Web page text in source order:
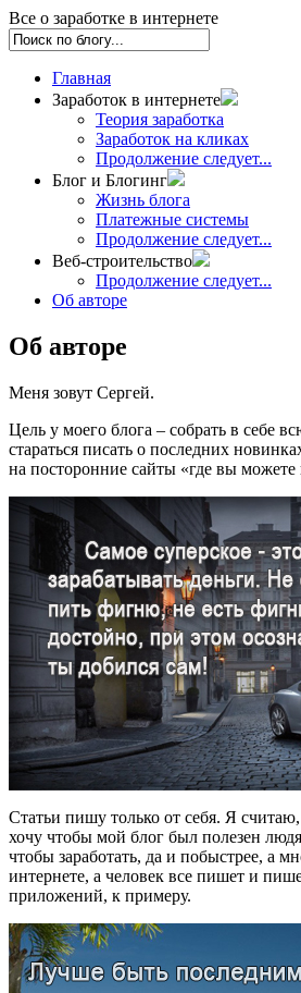
Все о заработке в интернете
Главная
Заработок в интернете
Теория заработка
Заработок на кликах
Продолжение следует...
Блог и Блогинг
Жизнь блога
Платежные системы
Продолжение следует...
Веб-строительство
Продолжение следует...
Об авторе
Об авторе
Меня зовут Сергей.
Цель у моего блога – собрать в себе
стараться писать о последних
на посторонние сайты «где вы
Статьи пишу только от себя. Я
хочу чтобы мой блог был полезен
чтобы заработать, да и побыстрее, а
интернете, а человек все пишет и
приложений, к примеру.